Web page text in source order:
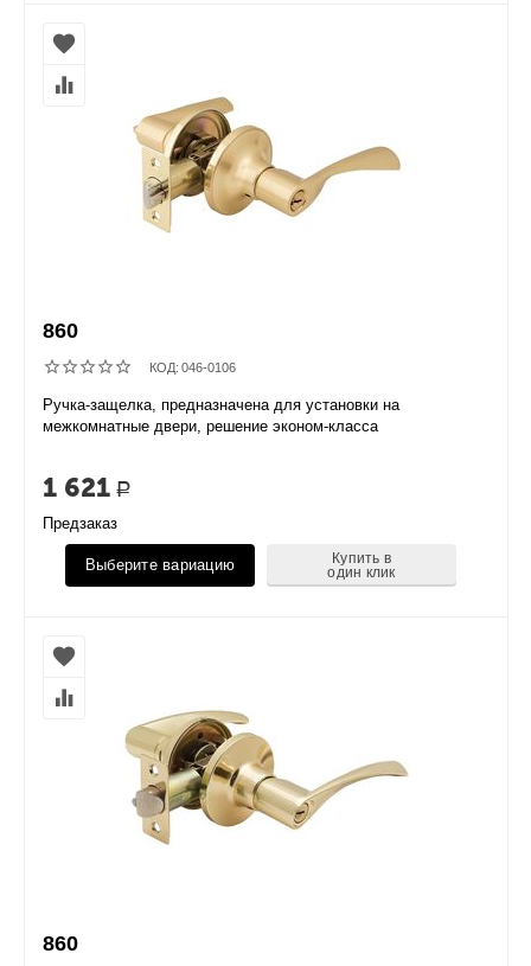
860
КОД: 046-0106
Ручка-защелка, предназначена для установки на
межкомнатные двери, решение эконом-класса
1 621 Р
Предзаказ
Выберите вариацию
Купить в
один клик
860